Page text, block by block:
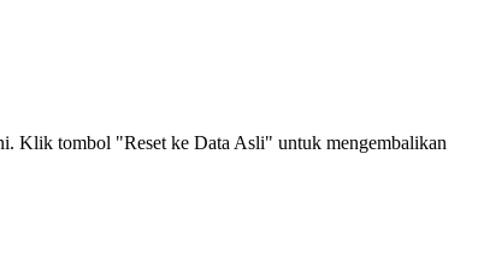
Klik tombol "Reset ke Data Asli" untuk mengembalikan